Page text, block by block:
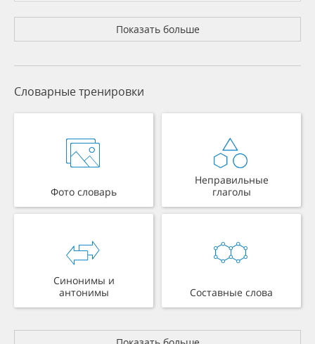
Показать больше
Словарные тренировки
Фото словарь
Неправильные
глаголы
Синонимы и
антонимы
Составные слова